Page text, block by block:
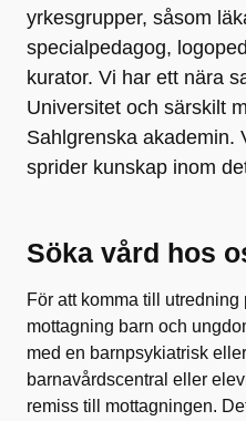
yrkesgrupper, såsom
specialpedagog,
kurator. Vi har ett nära
Universitet och särskilt
Sahlgrenska akademin.
sprider kunskap inom
Söka vård hos
För att komma till
mottagning barn och
med en barnpsykiatrisk
barnavårdscentral eller
remiss till mottagningen.